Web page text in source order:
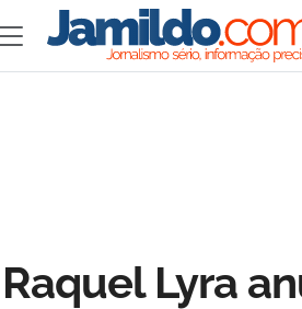
Raquel Lyra